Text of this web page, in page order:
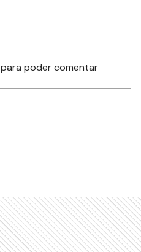
para poder comentar